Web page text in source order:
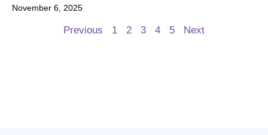
November 6, 2025
Previous 1 2 3 4 5 Next